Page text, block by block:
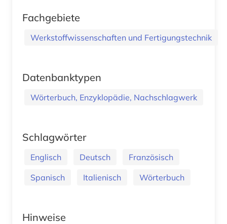
Fachgebiete
Werkstoffwissenschaften und Fertigungstechnik
Datenbanktypen
Wörterbuch, Enzyklopädie, Nachschlagwerk
Schlagwörter
Englisch Deutsch
Französisch
Spanisch
Italienisch Wörterbuch
Hinweise